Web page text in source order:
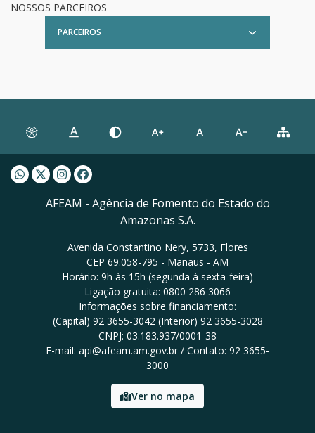
NOSSOS PARCEIROS
PARCEIROS
Whatsapp AFEAM
Twitter AFEAM
Instagram AFEAM
Facebook AFEAM
AFEAM - Agência de Fomento do Estado do
Amazonas S.A.
Avenida Constantino Nery, 5733, Flores
CEP 69.058-795 - Manaus - AM
Horário: 9h às 15h (segunda à sexta-feira)
Ligação gratuita: 0800 286 3066
Informações sobre financiamento:
(Capital) 92 3655-3042 (Interior) 92 3655-3028
CNPJ: 03.183.937/0001-38
E-mail: api@afeam.am.gov.br / Contato: 92 3655-
3000
Ver no mapa